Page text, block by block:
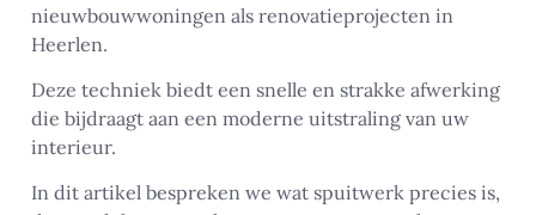
nieuwbouwwoningen als renovatieprojecten in
Heerlen.
Deze techniek biedt een snelle en strakke afwerking
die bijdraagt aan een moderne uitstraling van uw
interieur.
In dit artikel bespreken we wat spuitwerk precies is,